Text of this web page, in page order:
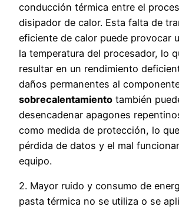
conducción térmica entre el
disipador de calor. Esta falta de
eficiente de calor puede provocar
la temperatura del procesador, lo
resultar en un rendimiento
daños permanentes al
sobrecalentamiento también
desencadenar apagones
como medida de protección, lo
pérdida de datos y el mal
equipo.
2. Mayor ruido y consumo de
pasta térmica no se utiliza o se